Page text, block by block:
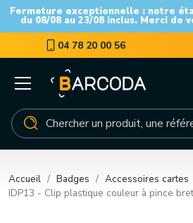
Fermeture exceptionnelle : notre
du 08/08 au 23/08 inclus. Merci de
04 78 20 00 56
Accueil Badges Accessoires cartes
IDP13 - Clip plastique couleur à pince